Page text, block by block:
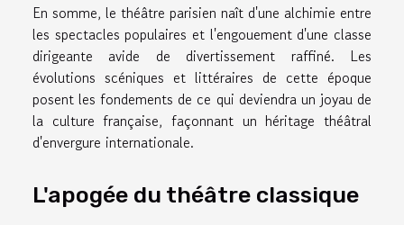
En somme, le théâtre parisien naît d'une alchimie entre
les spectacles populaires et l'engouement d'une classe
dirigeante avide de divertissement raffiné. Les
évolutions scéniques et littéraires de cette époque
posent les fondements de ce qui deviendra un joyau de
la culture française, façonnant un héritage théâtral
d'envergure internationale.
L'apogée du théâtre classique